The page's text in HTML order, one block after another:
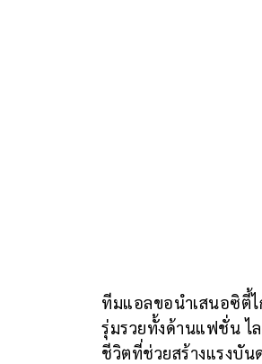
ทีมแอลขอนำเสนอซิตี้
รุ่มรวยทั้งด้านแฟชั่น ไ
ชีวิตที่ช่วยสร้างแรงบัน